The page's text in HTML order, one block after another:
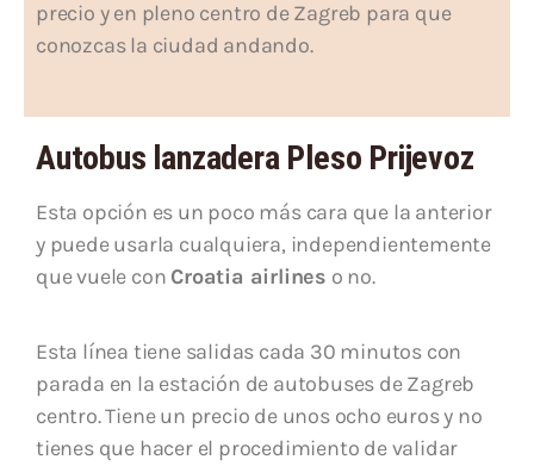
precio y en pleno centro de Zagreb para que
conozcas la ciudad andando.
Autobus lanzadera Pleso Prijevoz
Esta opción es un poco más cara que la anterior
y puede usarla cualquiera, independientemente
que vuele con Croatia airlines o no.
Esta línea tiene salidas cada 30 minutos con
parada en la estación de autobuses de Zagreb
centro. Tiene un precio de unos ocho euros y no
tienes que hacer el procedimiento de validar